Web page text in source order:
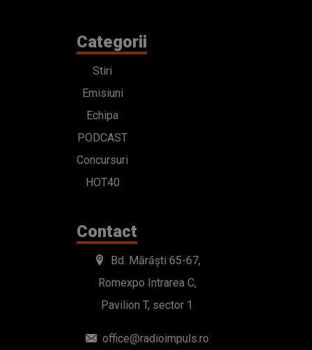
Categorii
Stiri
Emisiuni
Echipa
PODCAST
Concursuri
HOT40
Contact
Bd. Mărăști 65-67,
Romexpo Intrarea C,
Pavilion T, sector 1
office@radioimpuls.ro